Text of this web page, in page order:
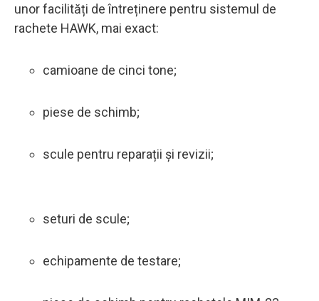
unor facilități de întreținere pentru sistemul de
rachete HAWK, mai exact:
camioane de cinci tone;
piese de schimb;
scule pentru reparații și revizii;
seturi de scule;
echipamente de testare;